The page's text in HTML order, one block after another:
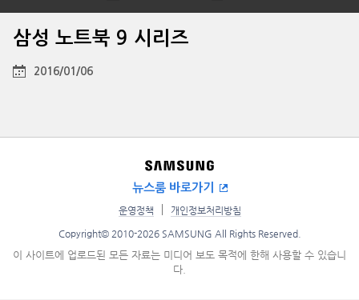
삼성 노트북 9 시리즈
2016/01/06
뉴스룸 바로가기
운영정책 개인정보처리방침
Copyright© 2010-2026 SAMSUNG All Rights Reserved.
이 사이트에 업로드된 모든 자료는 미디어 보도 목적에 한해 사용할 수 있습니
다.